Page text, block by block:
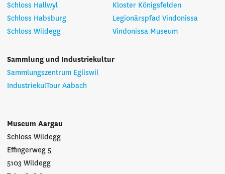
Schloss Hallwyl
Schloss Habsburg
Schloss Wildegg
Kloster Königsfelden
Legionärspfad Vindonissa
Vindonissa Museum
Sammlung und Industriekultur
Sammlungszentrum Egliswil
IndustriekulTour Aabach
Museum Aargau
Schloss Wildegg
Effingerweg 5
5103 Wildegg